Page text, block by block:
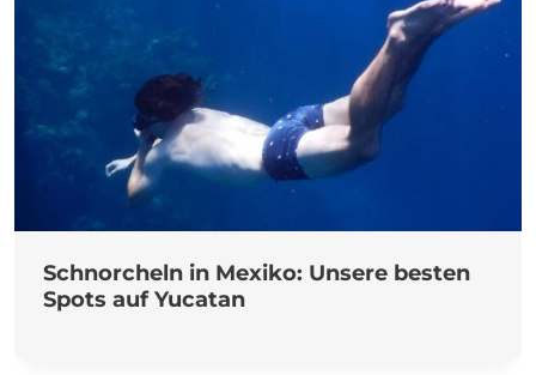
Schnorcheln in Mexiko: Unsere besten
Spots auf Yucatan